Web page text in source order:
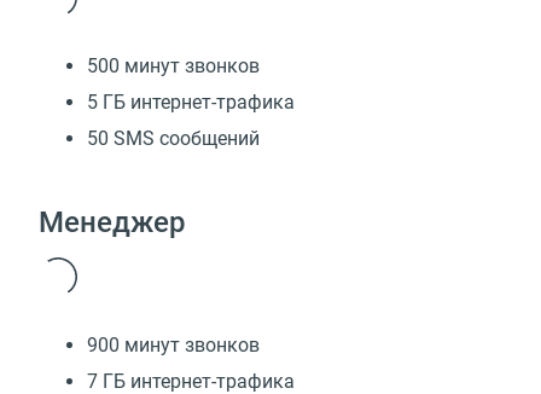
500 минут звонков
5 ГБ интернет-трафика
50 SMS сообщений
Менеджер
900 минут звонков
7 ГБ интернет-трафика